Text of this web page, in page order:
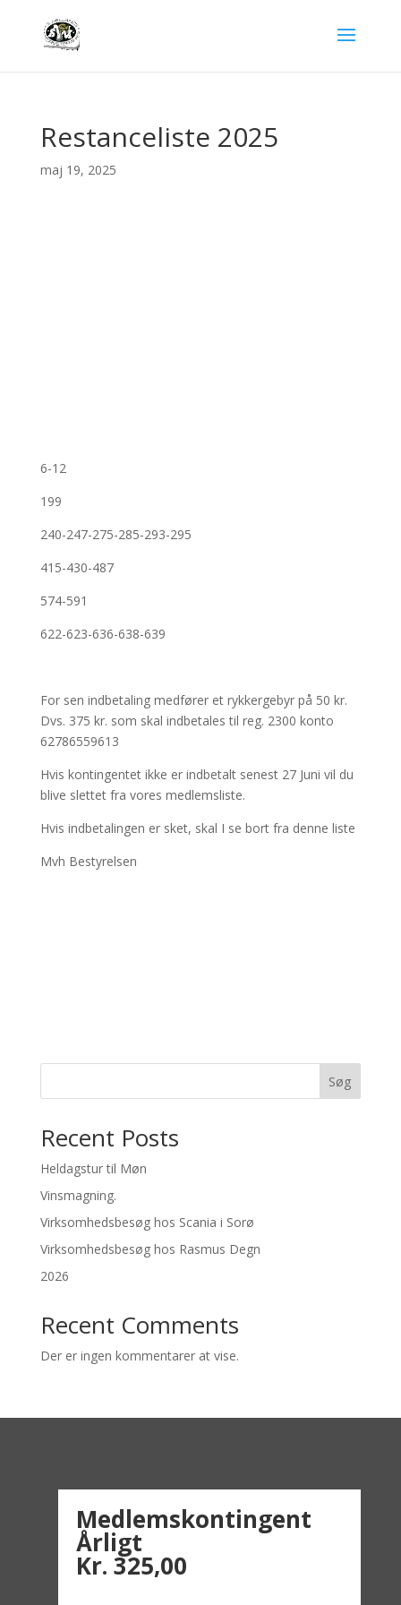
Restanceliste 2025
maj 19, 2025
6-12
199
240-247-275-285-293-295
415-430-487
574-591
622-623-636-638-639
For sen indbetaling medfører et rykkergebyr på 50 kr.
Dvs. 375 kr. som skal indbetales til reg. 2300 konto
62786559613
Hvis kontingentet ikke er indbetalt senest 27 Juni vil du
blive slettet fra vores medlemsliste.
Hvis indbetalingen er sket, skal I se bort fra denne liste
Mvh Bestyrelsen
Søg
Recent Posts
Heldagstur til Møn
Vinsmagning.
Virksomhedsbesøg hos Scania i Sorø
Virksomhedsbesøg hos Rasmus Degn
2026
Recent Comments
Der er ingen kommentarer at vise.
Medlemskontingent
Årligt
Kr. 325,00